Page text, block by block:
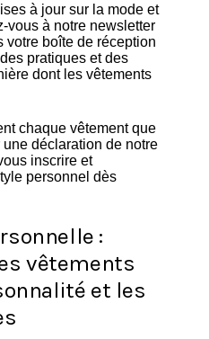
à jour sur la mode et
vous à notre newsletter
votre boîte de réception
pratiques et des
dont les vêtements
chaque vêtement que
déclaration de notre
inscrire et
personnel dès
:
vêtements
et les